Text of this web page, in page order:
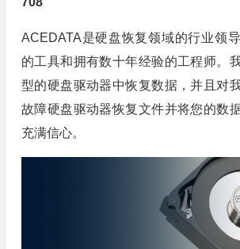
ACEDATA是硬盘恢复领域的行业领
的工具和拥有数十年经验的工程师。
型的硬盘驱动器中恢复数据，并且对
故障硬盘驱动器恢复文件并将您的数
充满信心。